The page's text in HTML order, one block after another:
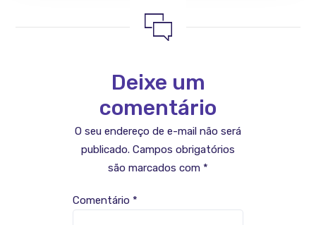
Deixe um
comentário
O seu endereço de e-mail não será
publicado. Campos obrigatórios
são marcados com *
Comentário *